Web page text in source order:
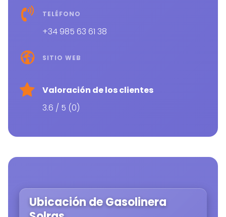
TELÉFONO
+34 985 63 61 38
SITIO WEB
Valoración de los clientes
3.6 / 5 (0)
Ubicación de Gasolinera